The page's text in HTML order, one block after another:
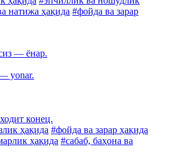
натижа ҳақида #фойда ва зарар
— ёнар.
yonar.
конец.
ҳақида #фойда ва зарар ҳақида
ҳақида #сабаб, баҳона ва